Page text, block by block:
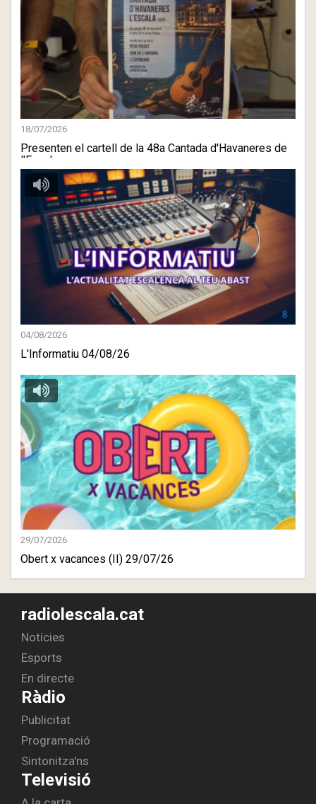
18/07/2026
Presenten el cartell de la 48a Cantada d'Havaneres de
l'Escala
04/08/2026
L'Informatiu 04/08/26
29/07/2026
Obert x vacances (II) 29/07/26
radiolescala.cat
Notícies
Esports
En directe
Ràdio
Publicitat
Programació
Sintonitza'ns
Televisió